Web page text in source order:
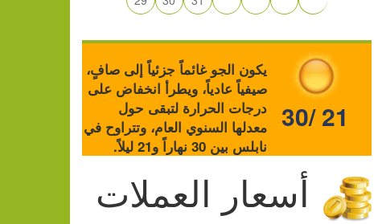
يكون الجو غائماً جزئياً إلى صافٍ،
صيفياً عادياً، ويطرأ انخفاض على
درجات الحرارة لتبقى حول
معدلها السنوي العام، وتتراوح في
نابلس بين 30 نهاراً و21 ليلاً.
30/ 21
أسعار العملات